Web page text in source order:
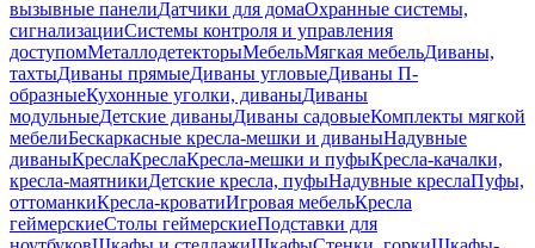
вызывные панелиДатчики для домаОхранные системы,
сигнализацииСистемы контроля и управления
доступомМеталлодетекторыМебельМягкая мебельДиваны,
тахтыДиваны прямыеДиваны угловыеДиваны П-
образныеКухонные уголки, диваныДиваны
модульныеДетские диваныДиваны садовыеКомплекты мягкой
мебелиБескаркасные кресла-мешки и диваныНадувные
диваныКреслаКреслаКресла-мешки и пуфыКресла-качалки,
кресла-маятникиДетские кресла, пуфыНадувные креслаПуфы,
оттоманкиКресла-кроватиИгровая мебельКресла
геймерскиеСтолы геймерскиеПодставки для